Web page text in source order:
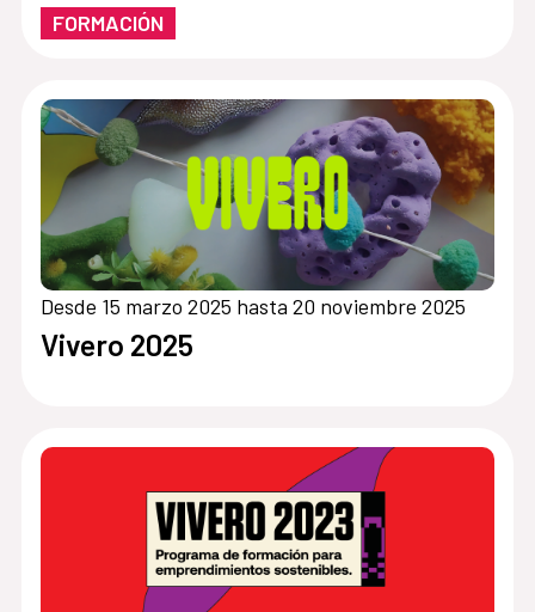
FORMACIÓN
Desde 15 marzo 2025 hasta 20 noviembre 2025
Vivero 2025